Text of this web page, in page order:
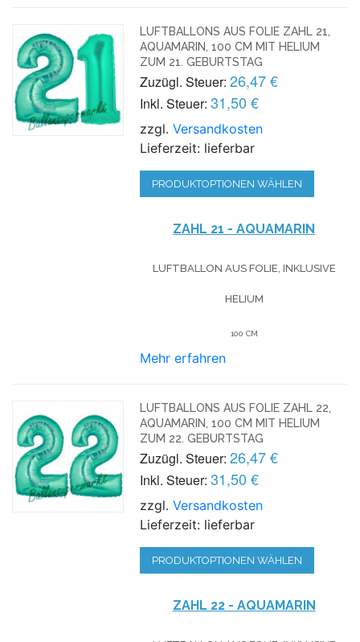
LUFTBALLONS AUS FOLIE ZAHL 21,
AQUAMARIN, 100 CM MIT HELIUM
ZUM 21. GEBURTSTAG
Zuzügl. Steuer: 26,47 €
Inkl. Steuer: 31,50 €
zzgl.Versandkosten
Lieferzeit: lieferbar
PRODUKTOPTIONEN WÄHLEN
ZAHL 21 - AQUAMARIN
LUFTBALLON AUS FOLIE, INKLUSIVE
HELIUM
100 CM
Mehr erfahren
LUFTBALLONS AUS FOLIE ZAHL 22,
AQUAMARIN, 100 CM MIT HELIUM
ZUM 22. GEBURTSTAG
Zuzügl. Steuer: 26,47 €
Inkl. Steuer: 31,50 €
zzgl.Versandkosten
Lieferzeit: lieferbar
PRODUKTOPTIONEN WÄHLEN
ZAHL 22 - AQUAMARIN